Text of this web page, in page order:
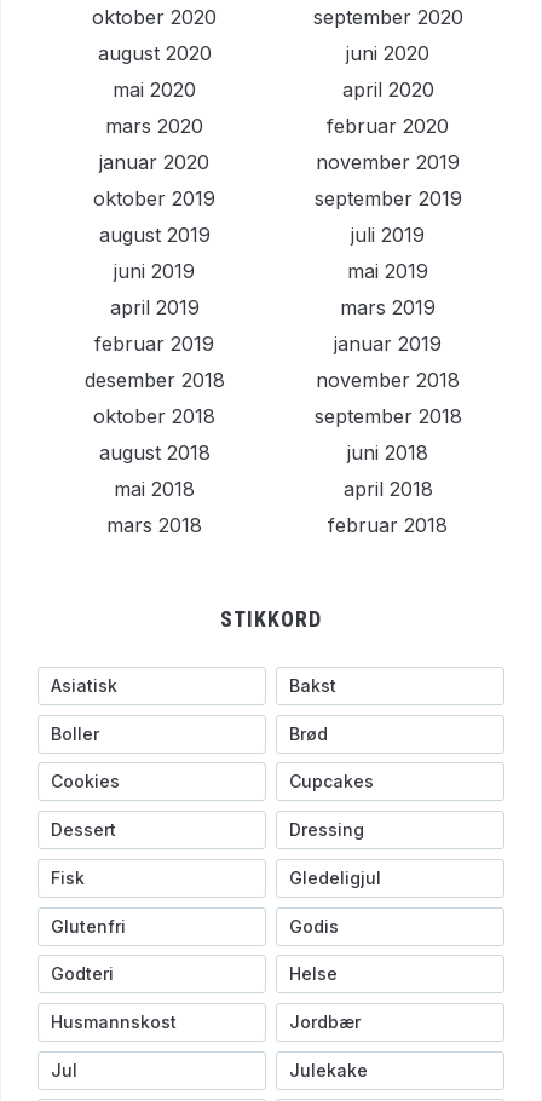
oktober 2020
september 2020
august 2020
juni 2020
mai 2020
april 2020
mars 2020
februar 2020
januar 2020
november 2019
oktober 2019
september 2019
august 2019
juli 2019
juni 2019
mai 2019
april 2019
mars 2019
februar 2019
januar 2019
desember 2018
november 2018
oktober 2018
september 2018
august 2018
juni 2018
mai 2018
april 2018
mars 2018
februar 2018
STIKKORD
Asiatisk Bakst
Boller Brød
Cookies Cupcakes
Dessert Dressing
Fisk Gledeligjul
Glutenfri Godis
Godteri Helse
Husmannskost Jordbær
Jul Julekake